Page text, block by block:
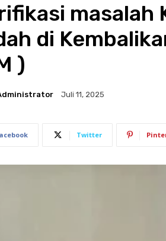
masalah
di
)
Juli 11, 2025
Twitter